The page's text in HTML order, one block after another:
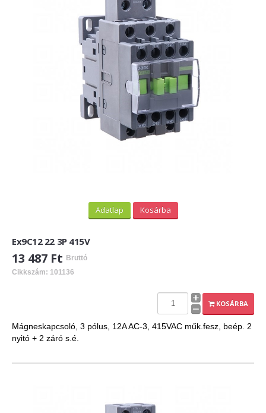
Adatlap Kosárba
Ex9C12 22 3P 415V
13 487 Ft Bruttó
Cikkszám: 101136
KOSÁRBA
Mágneskapcsoló, 3 pólus, 12A AC-3, 415VAC műk.fesz, beép. 2
nyitó + 2 záró s.é.